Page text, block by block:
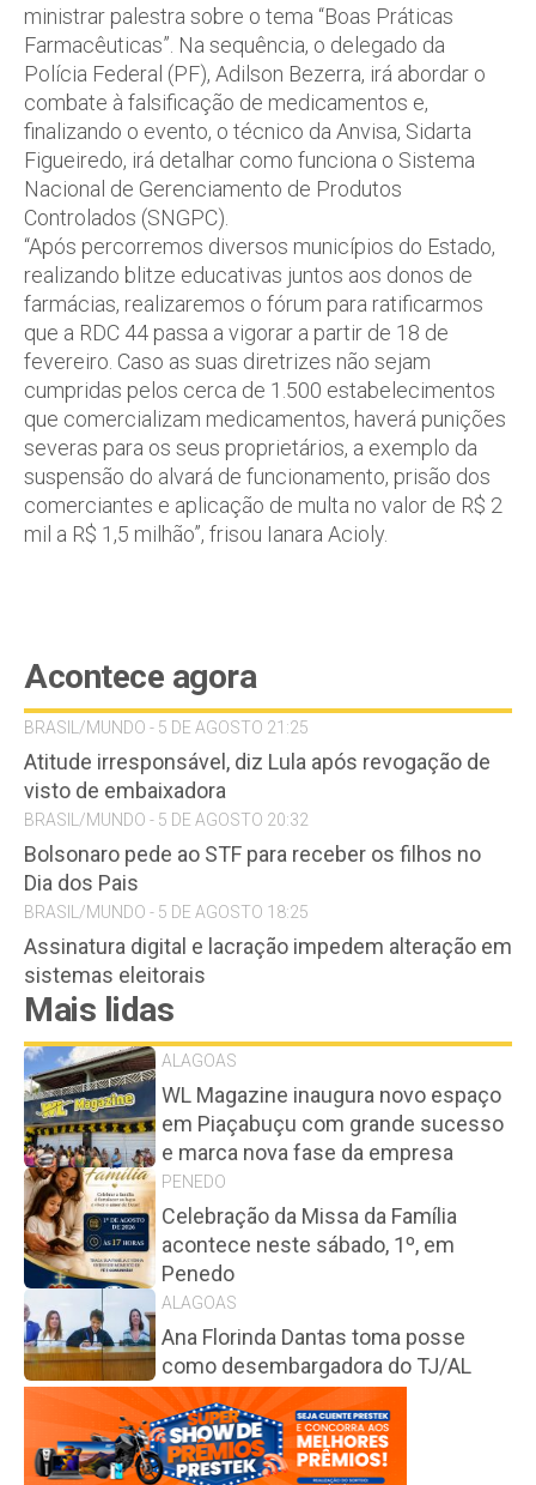
ministrar palestra sobre o tema “Boas Práticas
Farmacêuticas”. Na sequência, o delegado da
Polícia Federal (PF), Adilson Bezerra, irá abordar o
combate à falsificação de medicamentos e,
finalizando o evento, o técnico da Anvisa, Sidarta
Figueiredo, irá detalhar como funciona o Sistema
Nacional de Gerenciamento de Produtos
Controlados (SNGPC).
“Após percorremos diversos municípios do Estado,
realizando blitze educativas juntos aos donos de
farmácias, realizaremos o fórum para ratificarmos
que a RDC 44 passa a vigorar a partir de 18 de
fevereiro. Caso as suas diretrizes não sejam
cumpridas pelos cerca de 1.500 estabelecimentos
que comercializam medicamentos, haverá punições
severas para os seus proprietários, a exemplo da
suspensão do alvará de funcionamento, prisão dos
comerciantes e aplicação de multa no valor de R$ 2
mil a R$ 1,5 milhão”, frisou Ianara Acioly.
Acontece agora
BRASIL/MUNDO - 5 DE AGOSTO 21:25
Atitude irresponsável, diz Lula após revogação de
visto de embaixadora
BRASIL/MUNDO - 5 DE AGOSTO 20:32
Bolsonaro pede ao STF para receber os filhos no
Dia dos Pais
BRASIL/MUNDO - 5 DE AGOSTO 18:25
Assinatura digital e lacração impedem alteração em
sistemas eleitorais
Mais lidas
ALAGOAS
WL Magazine inaugura novo espaço
em Piaçabuçu com grande sucesso
e marca nova fase da empresa
PENEDO
Celebração da Missa da Família
acontece neste sábado, 1º, em
Penedo
ALAGOAS
Ana Florinda Dantas toma posse
como desembargadora do TJ/AL